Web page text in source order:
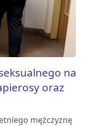
na
oraz
mężczyznę